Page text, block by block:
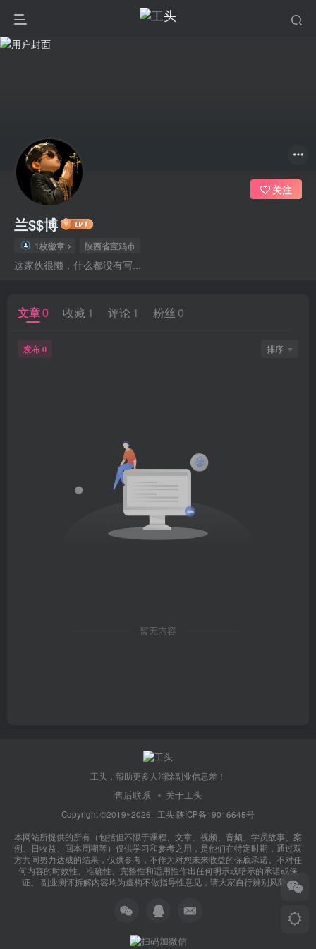
兰$$博
1枚徽章 陕西省宝鸡市
这家伙很懒，什么都没有写...
关注
文章0 收藏 1 评论 1 粉丝 0
发布 0 排序
暂无内容
工头，帮助更多人消除副业信息差！
售后联系 关于工头
Copyright ©2019~2026 · 工头·陕ICP备19016645号
本网站所提供的所有（包括但不限于课程、文章、视频、音频、学员故事、案
例、日收益、回本周期等）仅供学习和参考之用，是他们在特定时期，通过双
方共同努力达成的结果，仅供参考，不作为对您未来收益的保底承诺。不对任
何内容的时效性、准确性、完整性和适用性作出任何明示或暗示的承诺或保
证。 副业测评拆解内容均为虚构不做指导性意见，请大家自行辨别风险！